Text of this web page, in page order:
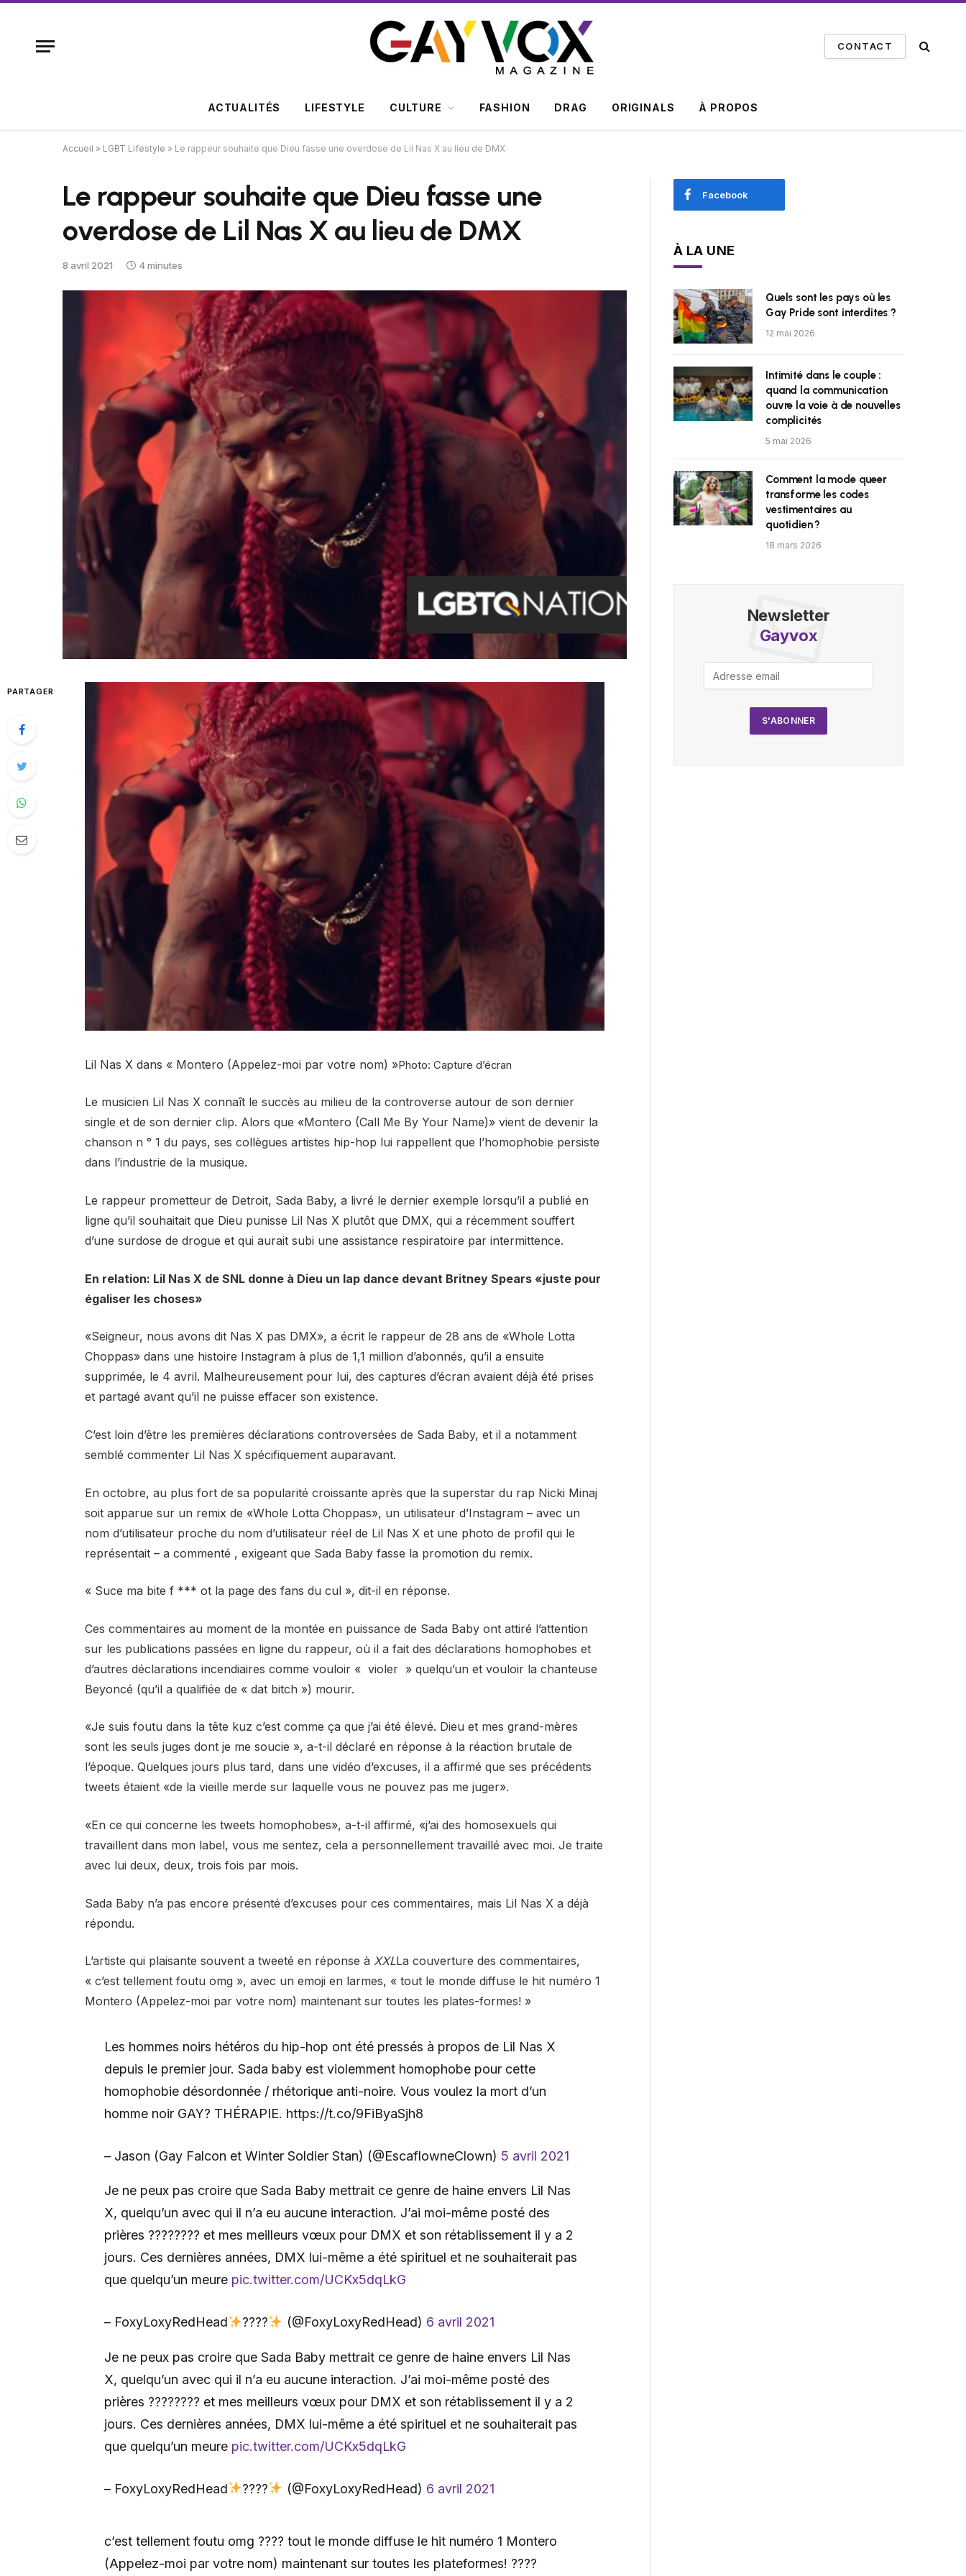
CONTACT
ACTUALITÉS LIFESTYLE CULTURE FASHION DRAG ORIGINALS À PROPOS
Accueil » LGBT Lifestyle » Le rappeur souhaite que Dieu fasse une overdose de Lil Nas X au lieu de DMX
Le rappeur souhaite que Dieu fasse une
overdose de Lil Nas X au lieu de DMX
8 avril 2021 4 minutes
PARTAGER
Lil Nas X dans « Montero (Appelez-moi par votre nom) »Photo: Capture d’écran
Le musicien Lil Nas X connaît le succès au milieu de la controverse autour de son dernier
single et de son dernier clip. Alors que «Montero (Call Me By Your Name)» vient de devenir la
chanson n ° 1 du pays, ses collègues artistes hip-hop lui rappellent que l’homophobie persiste
dans l’industrie de la musique.
Le rappeur prometteur de Detroit, Sada Baby, a livré le dernier exemple lorsqu’il a publié en
ligne qu’il souhaitait que Dieu punisse Lil Nas X plutôt que DMX, qui a récemment souffert
d’une surdose de drogue et qui aurait subi une assistance respiratoire par intermittence.
En relation: Lil Nas X de SNL donne à Dieu un lap dance devant Britney Spears «juste pour
égaliser les choses»
«Seigneur, nous avons dit Nas X pas DMX», a écrit le rappeur de 28 ans de «Whole Lotta
Choppas» dans une histoire Instagram à plus de 1,1 million d’abonnés, qu’il a ensuite
supprimée, le 4 avril. Malheureusement pour lui, des captures d’écran avaient déjà été prises
et partagé avant qu’il ne puisse effacer son existence.
C’est loin d’être les premières déclarations controversées de Sada Baby, et il a notamment
semblé commenter Lil Nas X spécifiquement auparavant.
En octobre, au plus fort de sa popularité croissante après que la superstar du rap Nicki Minaj
soit apparue sur un remix de «Whole Lotta Choppas», un utilisateur d’Instagram – avec un
nom d’utilisateur proche du nom d’utilisateur réel de Lil Nas X et une photo de profil qui le
représentait – a commenté , exigeant que Sada Baby fasse la promotion du remix.
« Suce ma bite f *** ot la page des fans du cul », dit-il en réponse.
Ces commentaires au moment de la montée en puissance de Sada Baby ont attiré l’attention
sur les publications passées en ligne du rappeur, où il a fait des déclarations homophobes et
d’autres déclarations incendiaires comme vouloir « violer » quelqu’un et vouloir la chanteuse
Beyoncé (qu’il a qualifiée de « dat bitch ») mourir.
«Je suis foutu dans la tête kuz c’est comme ça que j’ai été élevé. Dieu et mes grand-mères
sont les seuls juges dont je me soucie », a-t-il déclaré en réponse à la réaction brutale de
l’époque. Quelques jours plus tard, dans une vidéo d’excuses, il a affirmé que ses précédents
tweets étaient «de la vieille merde sur laquelle vous ne pouvez pas me juger».
«En ce qui concerne les tweets homophobes», a-t-il affirmé, «j’ai des homosexuels qui
travaillent dans mon label, vous me sentez, cela a personnellement travaillé avec moi. Je traite
avec lui deux, deux, trois fois par mois.
Sada Baby n’a pas encore présenté d’excuses pour ces commentaires, mais Lil Nas X a déjà
répondu.
L’artiste qui plaisante souvent a tweeté en réponse à XXLLa couverture des commentaires,
« c’est tellement foutu omg », avec un emoji en larmes, « tout le monde diffuse le hit numéro 1
Montero (Appelez-moi par votre nom) maintenant sur toutes les plates-formes! »
Les hommes noirs hétéros du hip-hop ont été pressés à propos de Lil Nas X
depuis le premier jour. Sada baby est violemment homophobe pour cette
homophobie désordonnée / rhétorique anti-noire. Vous voulez la mort d’un
homme noir GAY? THÉRAPIE. https://t.co/9FiByaSjh8
– Jason (Gay Falcon et Winter Soldier Stan) (@EscaflowneClown) 5 avril 2021
Je ne peux pas croire que Sada Baby mettrait ce genre de haine envers Lil Nas
X, quelqu’un avec qui il n’a eu aucune interaction. J’ai moi-même posté des
prières ???????? et mes meilleurs vœux pour DMX et son rétablissement il y a 2
jours. Ces dernières années, DMX lui-même a été spirituel et ne souhaiterait pas
que quelqu’un meure pic.twitter.com/UCKx5dqLkG
– FoxyLoxyRedHead ???? (@FoxyLoxyRedHead) 6 avril 2021
Je ne peux pas croire que Sada Baby mettrait ce genre de haine envers Lil Nas
X, quelqu’un avec qui il n’a eu aucune interaction. J’ai moi-même posté des
prières ???????? et mes meilleurs vœux pour DMX et son rétablissement il y a 2
jours. Ces dernières années, DMX lui-même a été spirituel et ne souhaiterait pas
que quelqu’un meure pic.twitter.com/UCKx5dqLkG
– FoxyLoxyRedHead ???? (@FoxyLoxyRedHead) 6 avril 2021
c’est tellement foutu omg ???? tout le monde diffuse le hit numéro 1 Montero
(Appelez-moi par votre nom) maintenant sur toutes les plateformes! ????
Facebook
À LA UNE
Quels sont les pays où les
Gay Pride sont interdites ?
12 mai 2026
Intimité dans le couple :
quand la communication
ouvre la voie à de nouvelles
complicités
5 mai 2026
Comment la mode queer
transforme les codes
vestimentaires au
quotidien ?
18 mars 2026
Newsletter
Gayvox